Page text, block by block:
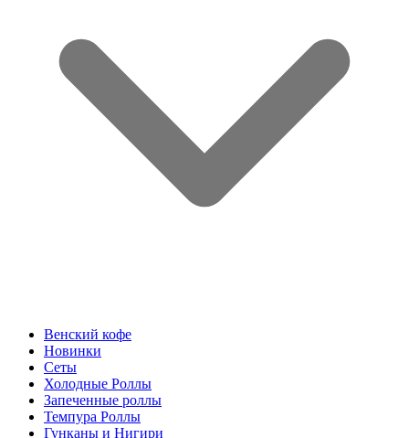
Венский кофе
Новинки
Сеты
Холодные Роллы
Запеченные роллы
Темпура Роллы
Гунканы и Нигири